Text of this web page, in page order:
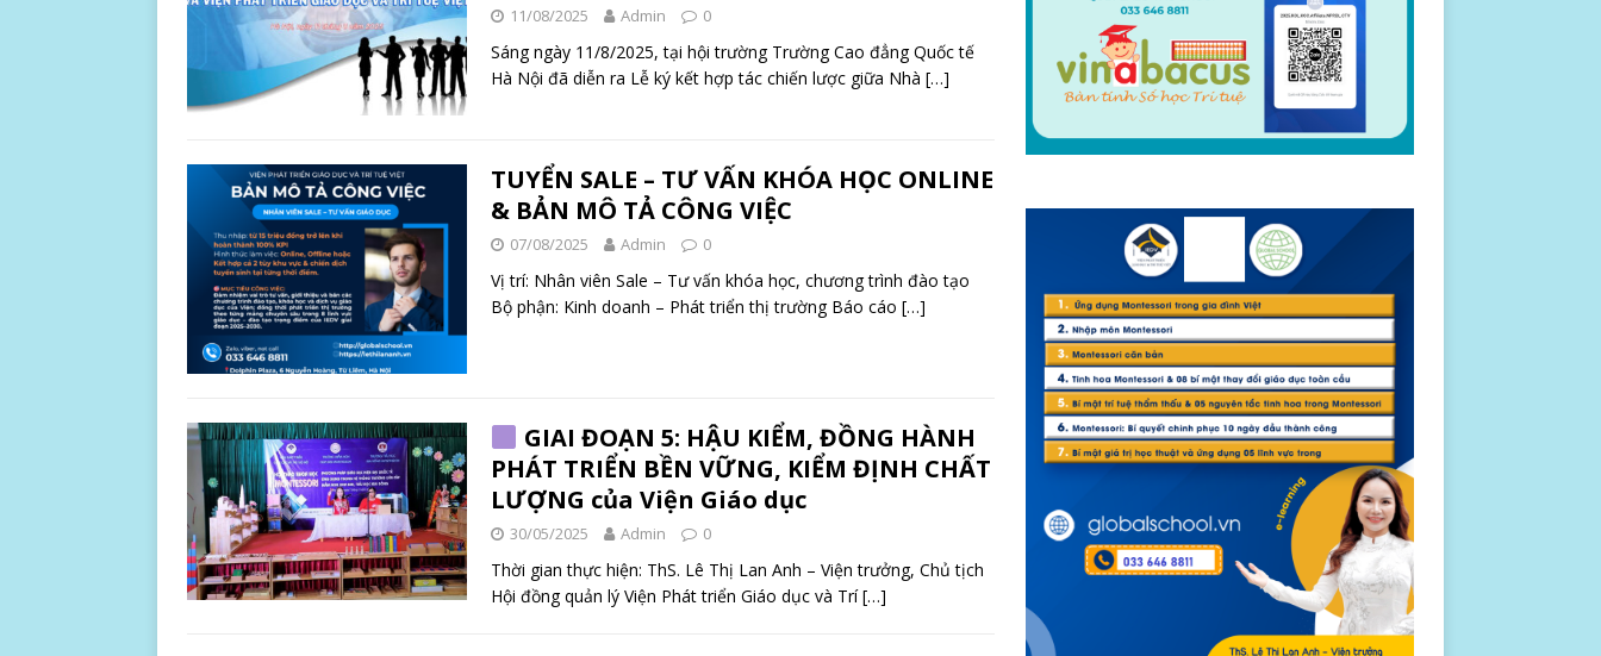
11/08/2025 Admin 0
Sáng ngày 11/8/2025, tại hội trường Trường Cao đẳng Quốc tế
Hà Nội đã diễn ra Lễ ký kết hợp tác chiến lược giữa Nhà […]
TUYỂN SALE – TƯ VẤN KHÓA HỌC ONLINE
& BẢN MÔ TẢ CÔNG VIỆC
07/08/2025 Admin 0
Vị trí: Nhân viên Sale – Tư vấn khóa học, chương trình đào tạo
Bộ phận: Kinh doanh – Phát triển thị trường Báo cáo […]
GIAI ĐOẠN 5: HẬU KIỂM, ĐỒNG HÀNH
PHÁT TRIỂN BỀN VỮNG, KIỂM ĐỊNH CHẤT
LƯỢNG của Viện Giáo dục
30/05/2025 Admin 0
Thời gian thực hiện: ThS. Lê Thị Lan Anh – Viện trưởng, Chủ tịch
Hội đồng quản lý Viện Phát triển Giáo dục và Trí[…]